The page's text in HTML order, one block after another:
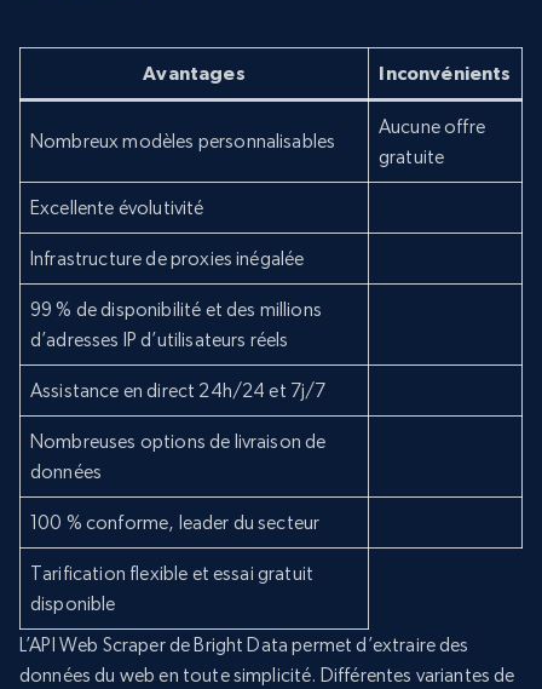
Avantages Inconvénients
Nombreux modèles personnalisables
Aucune offre
gratuite
Excellente évolutivité
Infrastructure de proxies inégalée
99 % de disponibilité et des millions
d’adresses IP d’utilisateurs réels
Assistance en direct 24h/24 et 7j/7
Nombreuses options de livraison de
données
100 % conforme, leader du secteur
Tarification flexible et essai gratuit
disponible
L’API Web Scraper de Bright Data permet d’extraire des
données du web en toute simplicité. Différentes variantes de